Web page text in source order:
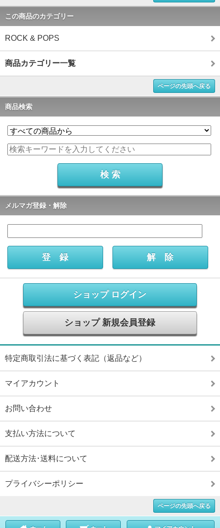
この商品のカテゴリー
ROCK & POPS
商品カテゴリー一覧
ページの先頭へ戻る
商品検索
メルマガ登録・解除
ショップ ログイン
ショップ 新規会員登録
特定商取引法に基づく表記（返品など）
マイアカウント
お問い合わせ
支払い方法について
配送方法･送料について
プライバシーポリシー
ページの先頭へ戻る